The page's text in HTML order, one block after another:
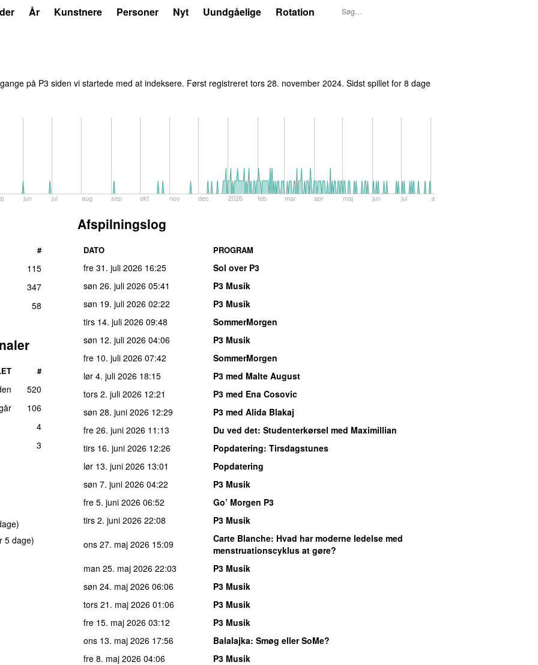
År Kunstnere Personer Nyt Uundgåelige Rotation
gange på P3 siden vi startede med at indeksere. Først registreret tors 28. november 2024. Sidst spillet for 8 dage
jun jul aug sep okt nov dec 2026 feb mar apr maj jun jul aug
#
115
347
58
#
520
106
4
3
5 dage)
Afspilningslog
DATO PROGRAM
fre 31. juli 2026 16:25
Sol over P3
søn 26. juli 2026 05:41
P3 Musik
søn 19. juli 2026 02:22
P3 Musik
tirs 14. juli 2026 09:48
SommerMorgen
søn 12. juli 2026 04:06
P3 Musik
fre 10. juli 2026 07:42
SommerMorgen
lør 4. juli 2026 18:15
P3 med Malte August
tors 2. juli 2026 12:21
P3 med Ena Cosovic
søn 28. juni 2026 12:29
P3 med Alida Blakaj
fre 26. juni 2026 11:13 Du ved det: Studenterkørsel med Maximillian
tirs 16. juni 2026 12:26 Popdatering: Tirsdagstunes
lør 13. juni 2026 13:01
Popdatering
søn 7. juni 2026 04:22
P3 Musik
fre 5. juni 2026 06:52
Go’ Morgen P3
tirs 2. juni 2026 22:08
P3 Musik
ons 27. maj 2026 15:09 Carte Blanche: Hvad har moderne ledelse med
menstruationscyklus at gøre?
man 25. maj 2026 22:03
P3 Musik
søn 24. maj 2026 06:06
P3 Musik
tors 21. maj 2026 01:06
P3 Musik
fre 15. maj 2026 03:12
P3 Musik
ons 13. maj 2026 17:56 Balalajka: Smøg eller SoMe?
fre 8. maj 2026 04:06
P3 Musik